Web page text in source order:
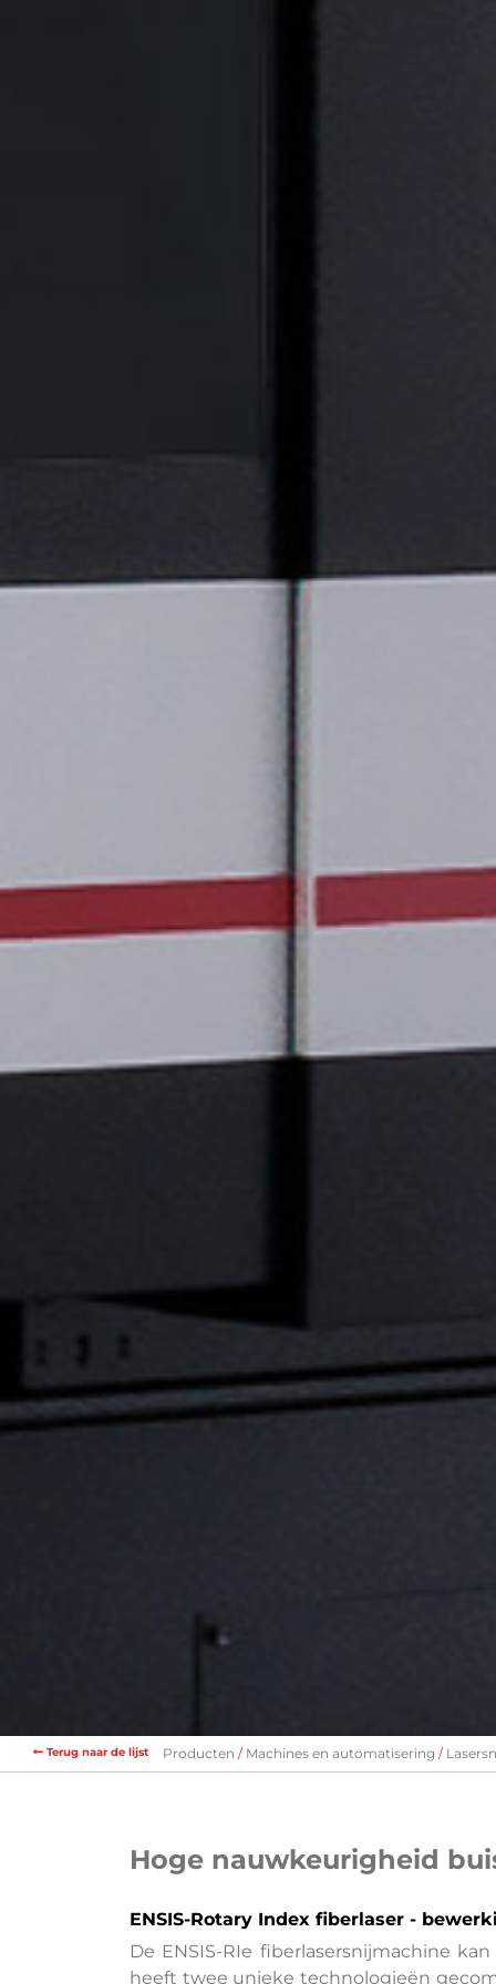
Terug naar de lijst Producten Machines en automatisering
Hoge nauwkeurigheid
ENSIS-Rotary Index fiberlaser -
De ENSIS-RIe fiberlasersnijmachine
heeft twee unieke technologieën